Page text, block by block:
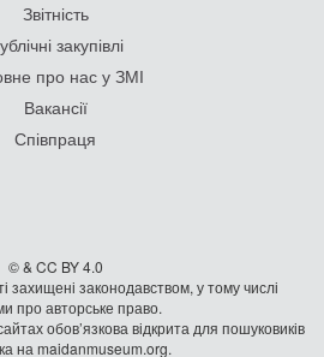
Звітність
закупівлі
про нас у ЗМІ
Вакансії
Співпраця
© & CC BY 4.0
захищені законодавством, у тому числі
про авторське право.
обов’язкова відкрита для пошуковиків
на maidanmuseum.org.